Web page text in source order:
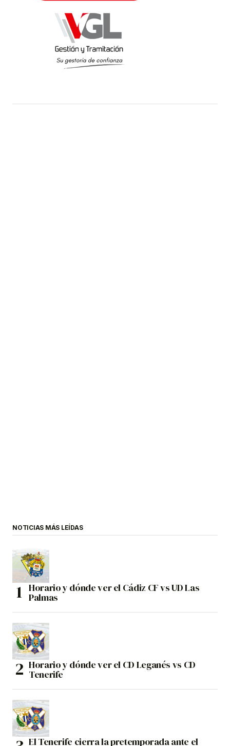
NOTICIAS MÁS LEÍDAS
Horario y dónde ver el Cádiz CF vs UD Las
Palmas
Horario y dónde ver el CD Leganés vs CD
Tenerife
El Tenerife cierra la pretemporada ante el